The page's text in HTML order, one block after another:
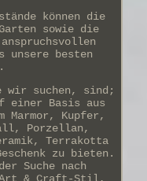
können die
sowie die
unsere besten
wir suchen, sind;
einer Basis aus
Marmor, Kupfer,
Porzellan,
Terrakotta
zu bieten.
Suche nach